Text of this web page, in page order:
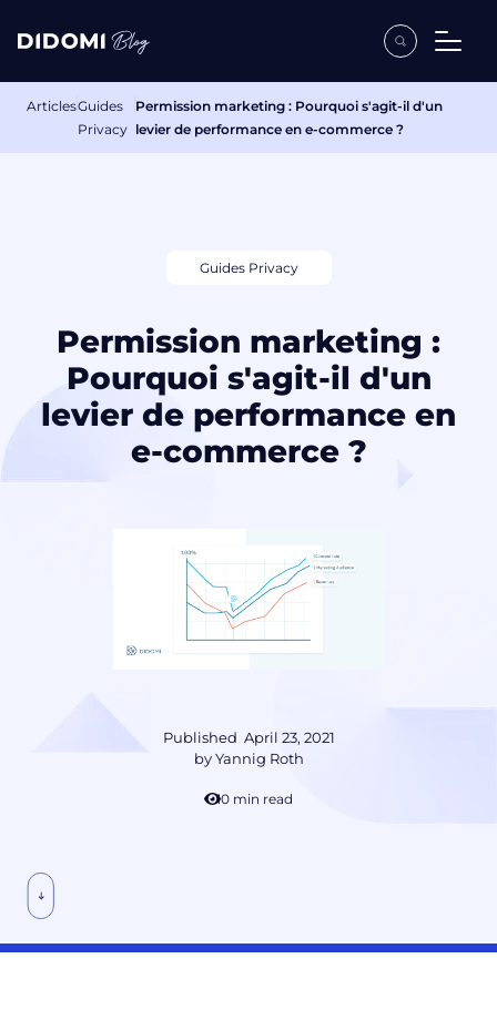
ArticlesGuides
Privacy
Permission marketing : Pourquoi s'agit-il d'un
levier de performance en e-commerce ?
Guides Privacy
Permission marketing :
Pourquoi s'agit-il d'un
levier de performance en
e-commerce ?
Published April 23, 2021
byYannig Roth
10 min read